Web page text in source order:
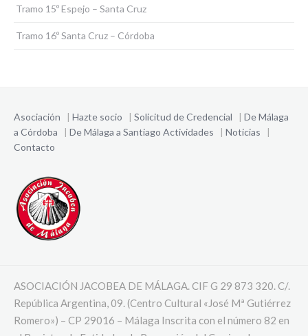
Tramo 15º Espejo – Santa Cruz
Tramo 16º Santa Cruz – Córdoba
Asociación | Hazte socio | Solicitud de Credencial | De Málaga
a Córdoba | De Málaga a Santiago Actividades | Noticias |
Contacto
ASOCIACIÓN JACOBEA DE MÁLAGA. CIF G 29 873 320. C/.
República Argentina, 09. (Centro Cultural «José Mª Gutiérrez
Romero») – CP 29016 – Málaga Inscrita con el número 82 en